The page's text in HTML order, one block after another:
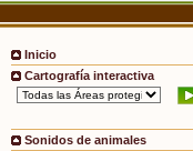
Inicio
Cartografía interactiva
Sonidos de animales